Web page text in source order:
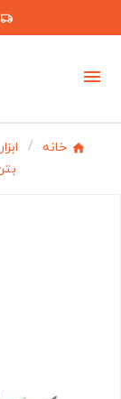
خانه
بتن کن 11/